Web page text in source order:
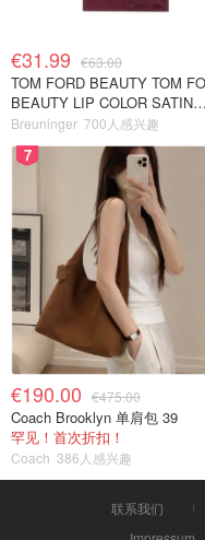
€31.99 €63.00
TOM FORD BEAUTY TOM
BEAUTY LIP COLOR SATIN
MATTE 裸玫瑰口红
Breuninger 700人感兴趣
7
€190.00 €475.00
Coach Brooklyn 单肩包 39
罕见！首次折扣！
Coach 386人感兴趣
联系我们